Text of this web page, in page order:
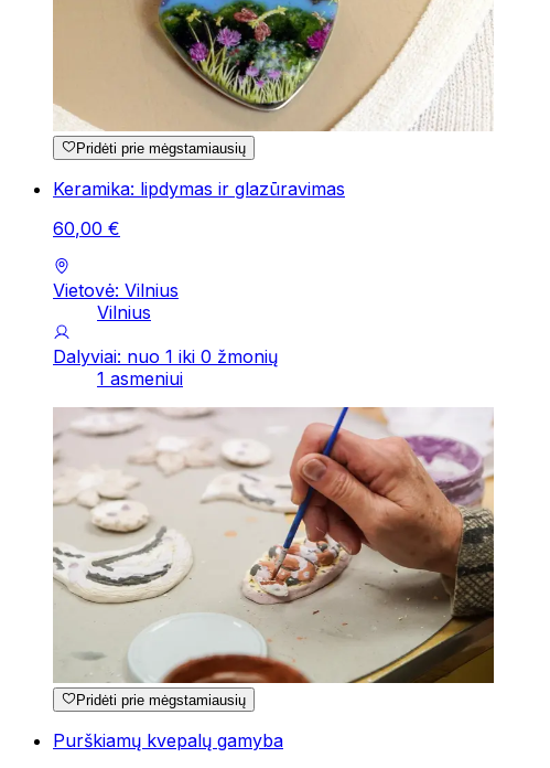
Pridėti prie mėgstamiausių
Keramika: lipdymas ir glazūravimas
60,00 €
Vietovė: Vilnius
Vilnius
Dalyviai: nuo 1 iki 0 žmonių
1 asmeniui
Pridėti prie mėgstamiausių
Purškiamų kvepalų gamyba